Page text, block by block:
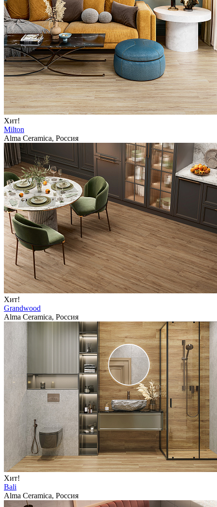
Хит!
Milton
Alma Ceramica, Россия
Хит!
Grandwood
Alma Ceramica, Россия
Хит!
Bali
Alma Ceramica, Россия